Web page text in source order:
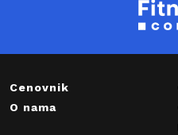
Cenovnik
O nama